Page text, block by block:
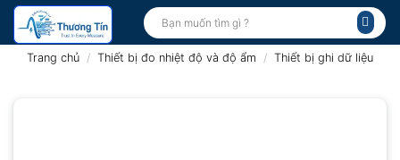
Bỏ
qua
Tìm
kiếm:
Trang chủ / Thiết bị đo nhiệt độ và độ ẩm / Thiết bị ghi dữ liệu